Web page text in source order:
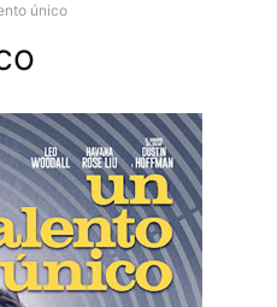
único